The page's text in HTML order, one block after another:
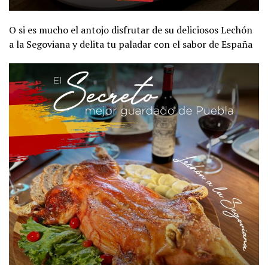
O si es mucho el antojo disfrutar de su deliciosos Lechón
a la Segoviana y delita tu paladar con el sabor de España